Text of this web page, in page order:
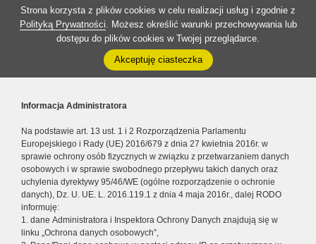
Strona korzysta z plików cookies w celu realizacji usług i zgodnie z
Polityką Prywatności. Możesz określić warunki przechowywania lub
dostępu do plików cookies w Twojej przeglądarce.
Akceptuję ciasteczka
Informacja Administratora
Na podstawie art. 13 ust. 1 i 2 Rozporządzenia Parlamentu
Europejskiego i Rady (UE) 2016/679 z dnia 27 kwietnia 2016r. w
sprawie ochrony osób fizycznych w związku z przetwarzaniem danych
osobowych i w sprawie swobodnego przepływu takich danych oraz
uchylenia dyrektywy 95/46/WE (ogólne rozporządzenie o ochronie
danych), Dz. U. UE. L. 2016.119.1 z dnia 4 maja 2016r., dalej RODO
informuję:
1. dane Administratora i Inspektora Ochrony Danych znajdują się w
linku „Ochrona danych osobowych”,